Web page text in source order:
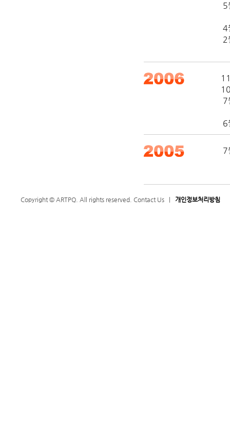
5
4
2
7
6
7
Copyright © ARTPQ. All rights reserved. Contact Us 개인정보처리방침